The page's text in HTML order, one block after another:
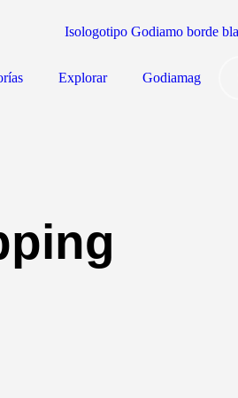
Explorar Godiamag